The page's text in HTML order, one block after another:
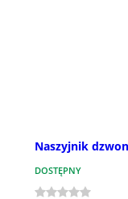
Naszyjnik
DOSTĘPNY